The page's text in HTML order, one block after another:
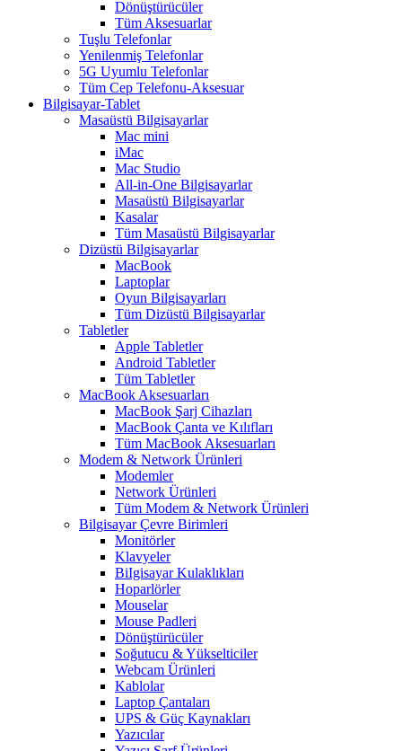
Dönüştürücüler
Tüm Aksesuarlar
Tuşlu Telefonlar
Yenilenmiş Telefonlar
5G Uyumlu Telefonlar
Tüm Cep Telefonu-Aksesuar
Bilgisayar-Tablet
Masaüstü Bilgisayarlar
Mac mini
iMac
Mac Studio
All-in-One Bilgisayarlar
Masaüstü Bilgisayarlar
Kasalar
Tüm Masaüstü Bilgisayarlar
Dizüstü Bilgisayarlar
MacBook
Laptoplar
Oyun Bilgisayarları
Tüm Dizüstü Bilgisayarlar
Tabletler
Apple Tabletler
Android Tabletler
Tüm Tabletler
MacBook Aksesuarları
MacBook Şarj Cihazları
MacBook Çanta ve Kılıfları
Tüm MacBook Aksesuarları
Modem & Network Ürünleri
Modemler
Network Ürünleri
Tüm Modem & Network Ürünleri
Bilgisayar Çevre Birimleri
Monitörler
Klavyeler
BiIgisayar Kulaklıkları
Hoparlörler
Mouselar
Mouse Padleri
Dönüştürücüler
Soğutucu & Yükselticiler
Webcam Ürünleri
Kablolar
Laptop Çantaları
UPS & Güç Kaynakları
Yazıcılar